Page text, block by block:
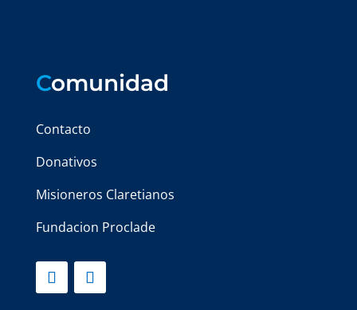
Comunidad
Contacto
Donativos
Misioneros Claretianos
Fundacion Proclade